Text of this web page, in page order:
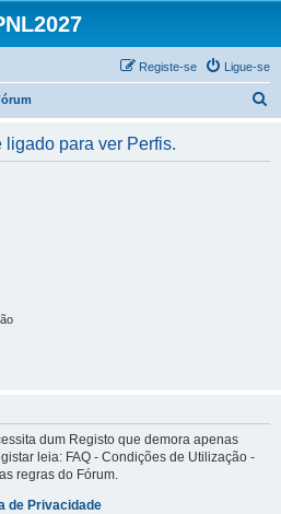
Ligue-se
Registe-se
ligado para ver Perfis.
dum Registo que demora apenas
leia: FAQ - Condições de Utilização -
regras do Fórum.
de Privacidade